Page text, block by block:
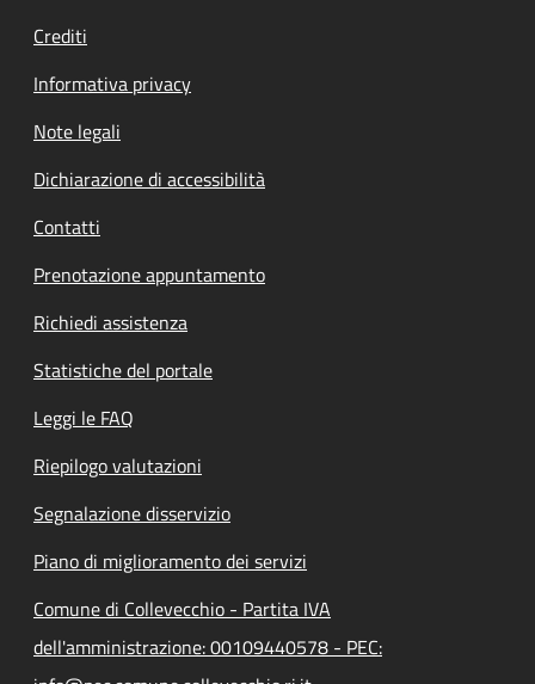
Crediti
Informativa privacy
Note legali
Dichiarazione di accessibilità
Contatti
Prenotazione appuntamento
Richiedi assistenza
Statistiche del portale
Leggi le FAQ
Riepilogo valutazioni
Segnalazione disservizio
Piano di miglioramento dei servizi
Comune di Collevecchio - Partita IVA
dell'amministrazione: 00109440578 - PEC: